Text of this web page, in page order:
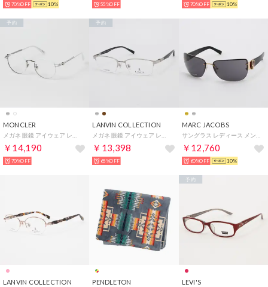
70%OFF 10% 55%OFF 70%OFF 10%
MONCLER
￥14,190
予約
70%OFF
LANVIN COLLECTION
￥13,398
予約
65%OFF
MARC JACOBS
￥12,760
60%OFF 10%
LANVIN COLLECTION PENDLETON LEVI'S
予約